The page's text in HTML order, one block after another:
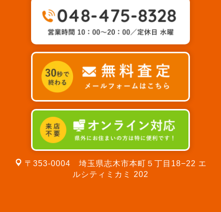
〒353-0004 埼玉県志木市本町５丁目18−22 エ
ルシティミカミ 202